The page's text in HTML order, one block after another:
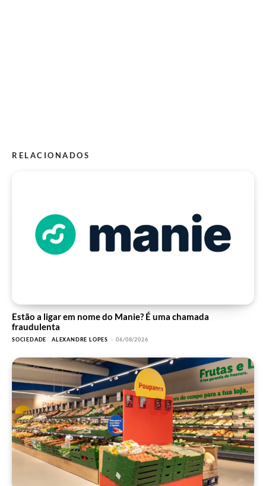
RELACIONADOS
Estão a ligar em nome do Manie? É uma chamada
fraudulenta
SOCIEDADE ALEXANDRE LOPES - 06/08/2026